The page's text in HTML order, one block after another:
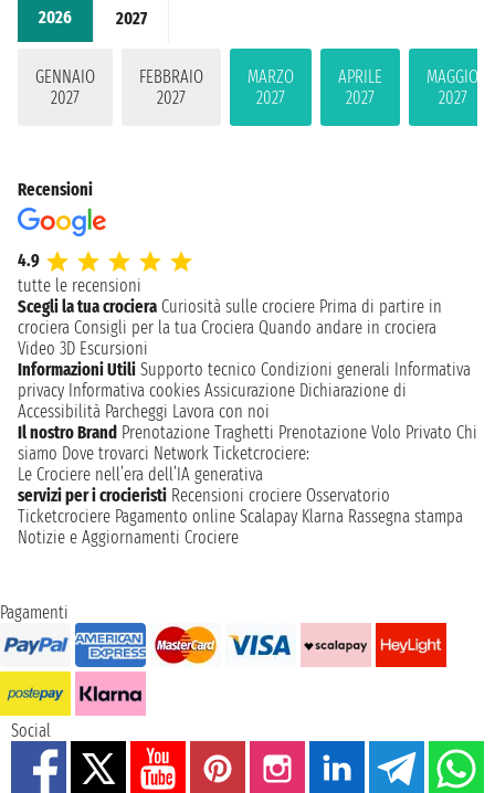
2026 2027
GENNAIO
2027
FEBBRAIO
2027
MARZO
2027
APRILE
2027
MAGGIO
2027
Recensioni
4.9
tutte le recensioni
Scegli la tua crociera Curiosità sulle crociere Prima di partire in
crociera Consigli per la tua Crociera Quando andare in crociera
Video 3D Escursioni
Informazioni Utili Supporto tecnico Condizioni generali Informativa
privacy Informativa cookies Assicurazione Dichiarazione di
Accessibilità Parcheggi Lavora con noi
Il nostro Brand Prenotazione Traghetti Prenotazione Volo Privato Chi
siamo Dove trovarci Network Ticketcrociere:
Le Crociere nell’era dell’IA generativa
servizi per i crocieristi Recensioni crociere Osservatorio
Ticketcrociere Pagamento online Scalapay Klarna Rassegna stampa
Notizie e Aggiornamenti Crociere
Pagamenti
Social